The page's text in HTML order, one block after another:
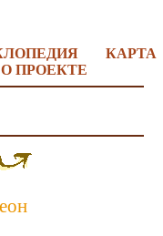
КАРТА
О ПРОЕКТЕ